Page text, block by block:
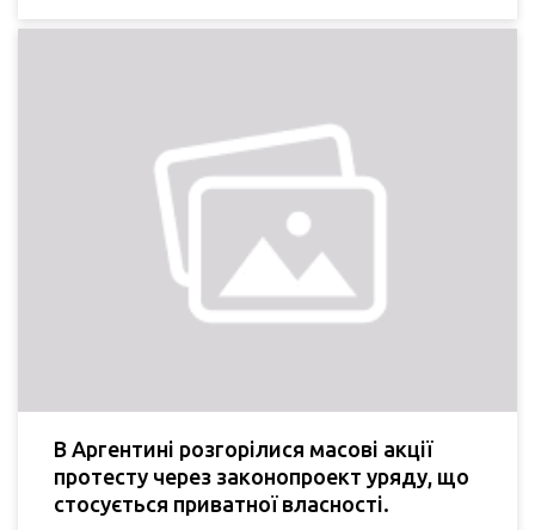
В Аргентині розгорілися масові акції
протесту через законопроект уряду, що
стосується приватної власності.